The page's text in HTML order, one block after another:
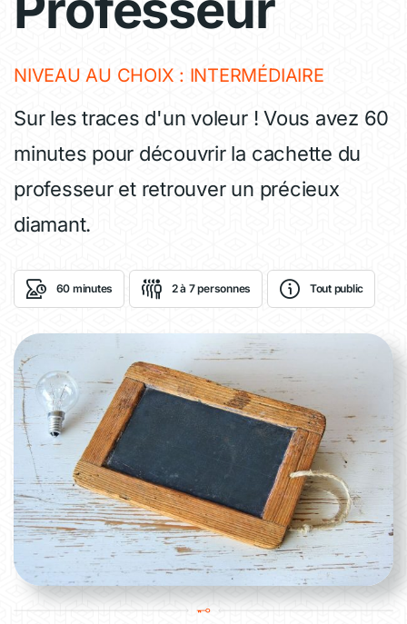
NIVEAU AU CHOIX : INTERMÉDIAIRE
Sur les traces d'un voleur ! Vous avez 60
minutes pour découvrir la cachette du
professeur et retrouver un précieux
diamant.
60 minutes 2 à 7 personnes Tout public